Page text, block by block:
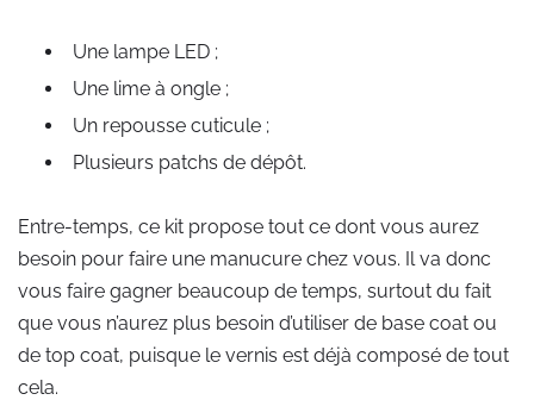
Une lampe LED ;
Une lime à ongle ;
Un repousse cuticule ;
Plusieurs patchs de dépôt.
Entre-temps, ce kit propose tout ce dont vous aurez
besoin pour faire une manucure chez vous. Il va donc
vous faire gagner beaucoup de temps, surtout du fait
que vous n’aurez plus besoin d’utiliser de base coat ou
de top coat, puisque le vernis est déjà composé de tout
cela.